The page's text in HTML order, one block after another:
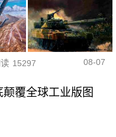
15297 08-07
颠覆全球工业版图